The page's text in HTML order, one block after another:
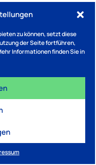
zu können, setzt diese
der Seite fortführen,
Informationen finden Sie in